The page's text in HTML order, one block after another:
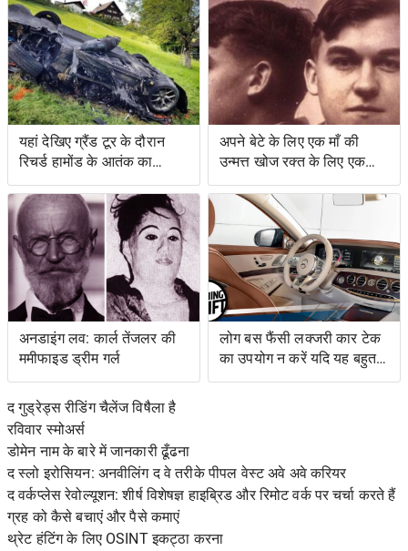
यहां देखिए ग्रैंड टूर के दौरान
रिचर्ड हामोंड के आतंक का
वीडियो
अपने बेटे के लिए एक माँ की
उन्मत्त खोज रक्त के लिए एक
स्वाद के साथ एक बचत किसान
के लिए नेतृत्व की
अनडाइंग लव: कार्ल तेंजलर की
ममीफाइड ड्रीम गर्ल
लोग बस फैंसी लक्जरी कार टेक
का उपयोग न करें यदि यह बहुत
जटिल है
द गुड्रेड्स रीडिंग चैलेंज विषैला है
रविवार स्मोअर्स
डोमेन नाम के बारे में जानकारी ढूँढना
द स्लो इरोसियन: अनवीलिंग द वे तरीके पीपल वेस्ट अवे अवे करियर
द वर्कप्लेस रेवोल्यूशन: शीर्ष विशेषज्ञ हाइब्रिड और रिमोट वर्क पर चर्चा करते हैं
ग्रह को कैसे बचाएं और पैसे कमाएं
थ्रेट हंटिंग के लिए OSINT इकट्ठा करना